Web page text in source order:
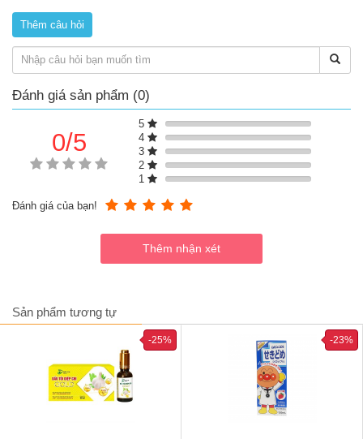
Nature's Way Vitamin C 500mg Sugarless (Mẫu cũ)
Ưu điểm của Nature's Way Vitamin C 500mg Sugarless
Hỗ trợ bổ sung hàm lượng vitamin C cần thiết
Hỗ trợ tăng cường sức đề kháng, nâng cao miễn dịch
Đánh giá sản phẩm (0)
0/5
5
4
3
2
1
Đánh giá của bạn!
Sản phẩm tương tự
-25% -23%